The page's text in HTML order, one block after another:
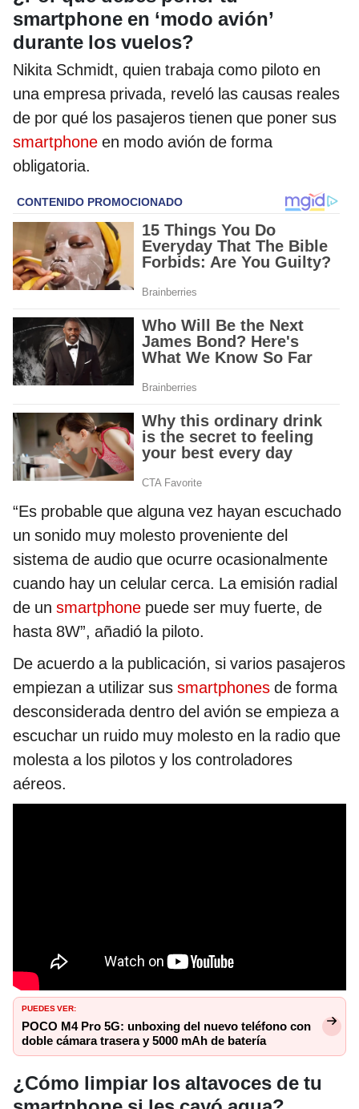
smartphone en ‘modo avión’
durante los vuelos?
Nikita Schmidt, quien trabaja como piloto en
una empresa privada, reveló las causas reales
de por qué los pasajeros tienen que poner sus
smartphone en modo avión de forma
obligatoria.
“Es probable que alguna vez hayan escuchado
un sonido muy molesto proveniente del
sistema de audio que ocurre ocasionalmente
cuando hay un celular cerca. La emisión radial
de un smartphone puede ser muy fuerte, de
hasta 8W”, añadió la piloto.
De acuerdo a la publicación, si varios pasajeros
empiezan a utilizar sus smartphones de forma
desconsiderada dentro del avión se empieza a
escuchar un ruido muy molesto en la radio que
molesta a los pilotos y los controladores
aéreos.
PUEDES VER:
POCO M4 Pro 5G: unboxing del nuevo teléfono con
doble cámara trasera y 5000 mAh de batería
¿Cómo limpiar los altavoces de tu